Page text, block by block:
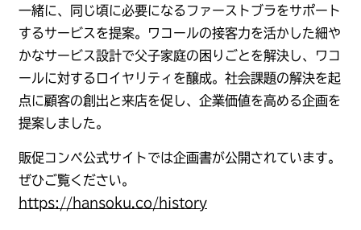
一緒に、同じ頃に必要になるファーストブラをサポート
するサービスを提案。ワコールの接客力を活かした細や
かなサービス設計で父子家庭の困りごとを解決し、ワコ
ールに対するロイヤリティを醸成。社会課題の解決を起
点に顧客の創出と来店を促し、企業価値を高める企画を
提案しました。
販促コンペ公式サイトでは企画書が公開されています。
ぜひご覧ください。
https://hansoku.co/history